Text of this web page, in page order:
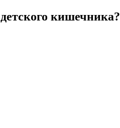
кишечника?